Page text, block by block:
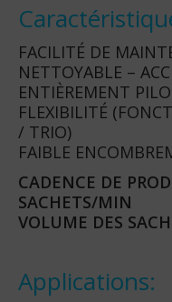
FACILITÉ DE
NETTOYABLE –
ENTIÈREMENT
FLEXIBILITÉ
/ TRIO)
FAIBLE
CADENCE DE
SACHETS/MIN
VOLUME DES
Applications: